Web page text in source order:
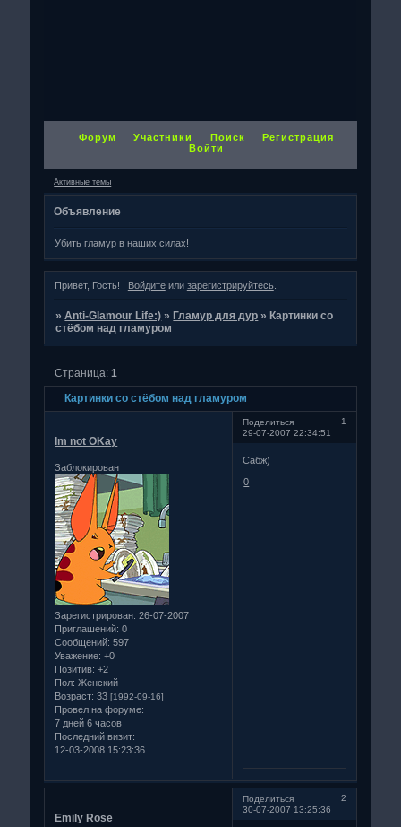
Форум Участники Поиск
Регистрация
Войти
Активные темы
Объявление
Убить гламур в наших силах!
Привет, Гость! Войдитеили зарегистрируйтесь.
»Anti-Glamour Life:) »Гламур для дур »Картинки со
стёбом над гламуром
Картинки со стёбом над гламуром
Страница:1
Поделиться
1
29-07-2007 22:34:51
Im not OKay
Заблокирован
Зарегистрирован: 26-07-2007
Приглашений: 0
Сообщений: 597
Уважение: +0
Позитив: +2
Пол: Женский
Возраст: 33[1992-09-16]
Провел на форуме:
7 дней 6 часов
Последний визит:
12-03-2008 15:23:36
Сабж)
0
Поделиться
2
30-07-2007 13:25:36
Emily Rose